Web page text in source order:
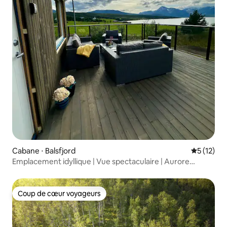
Cabane ⋅ Balsfjord
5 (12)
Emplacement idyllique | Vue spectaculaire | Aurore
Coup de cœur voyageurs
Coup de cœur voyageurs